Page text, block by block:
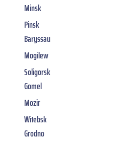
Minsk
Pinsk
Baryssau
Mogilew
Soligorsk
Gomel
Mozir
Witebsk
Grodno